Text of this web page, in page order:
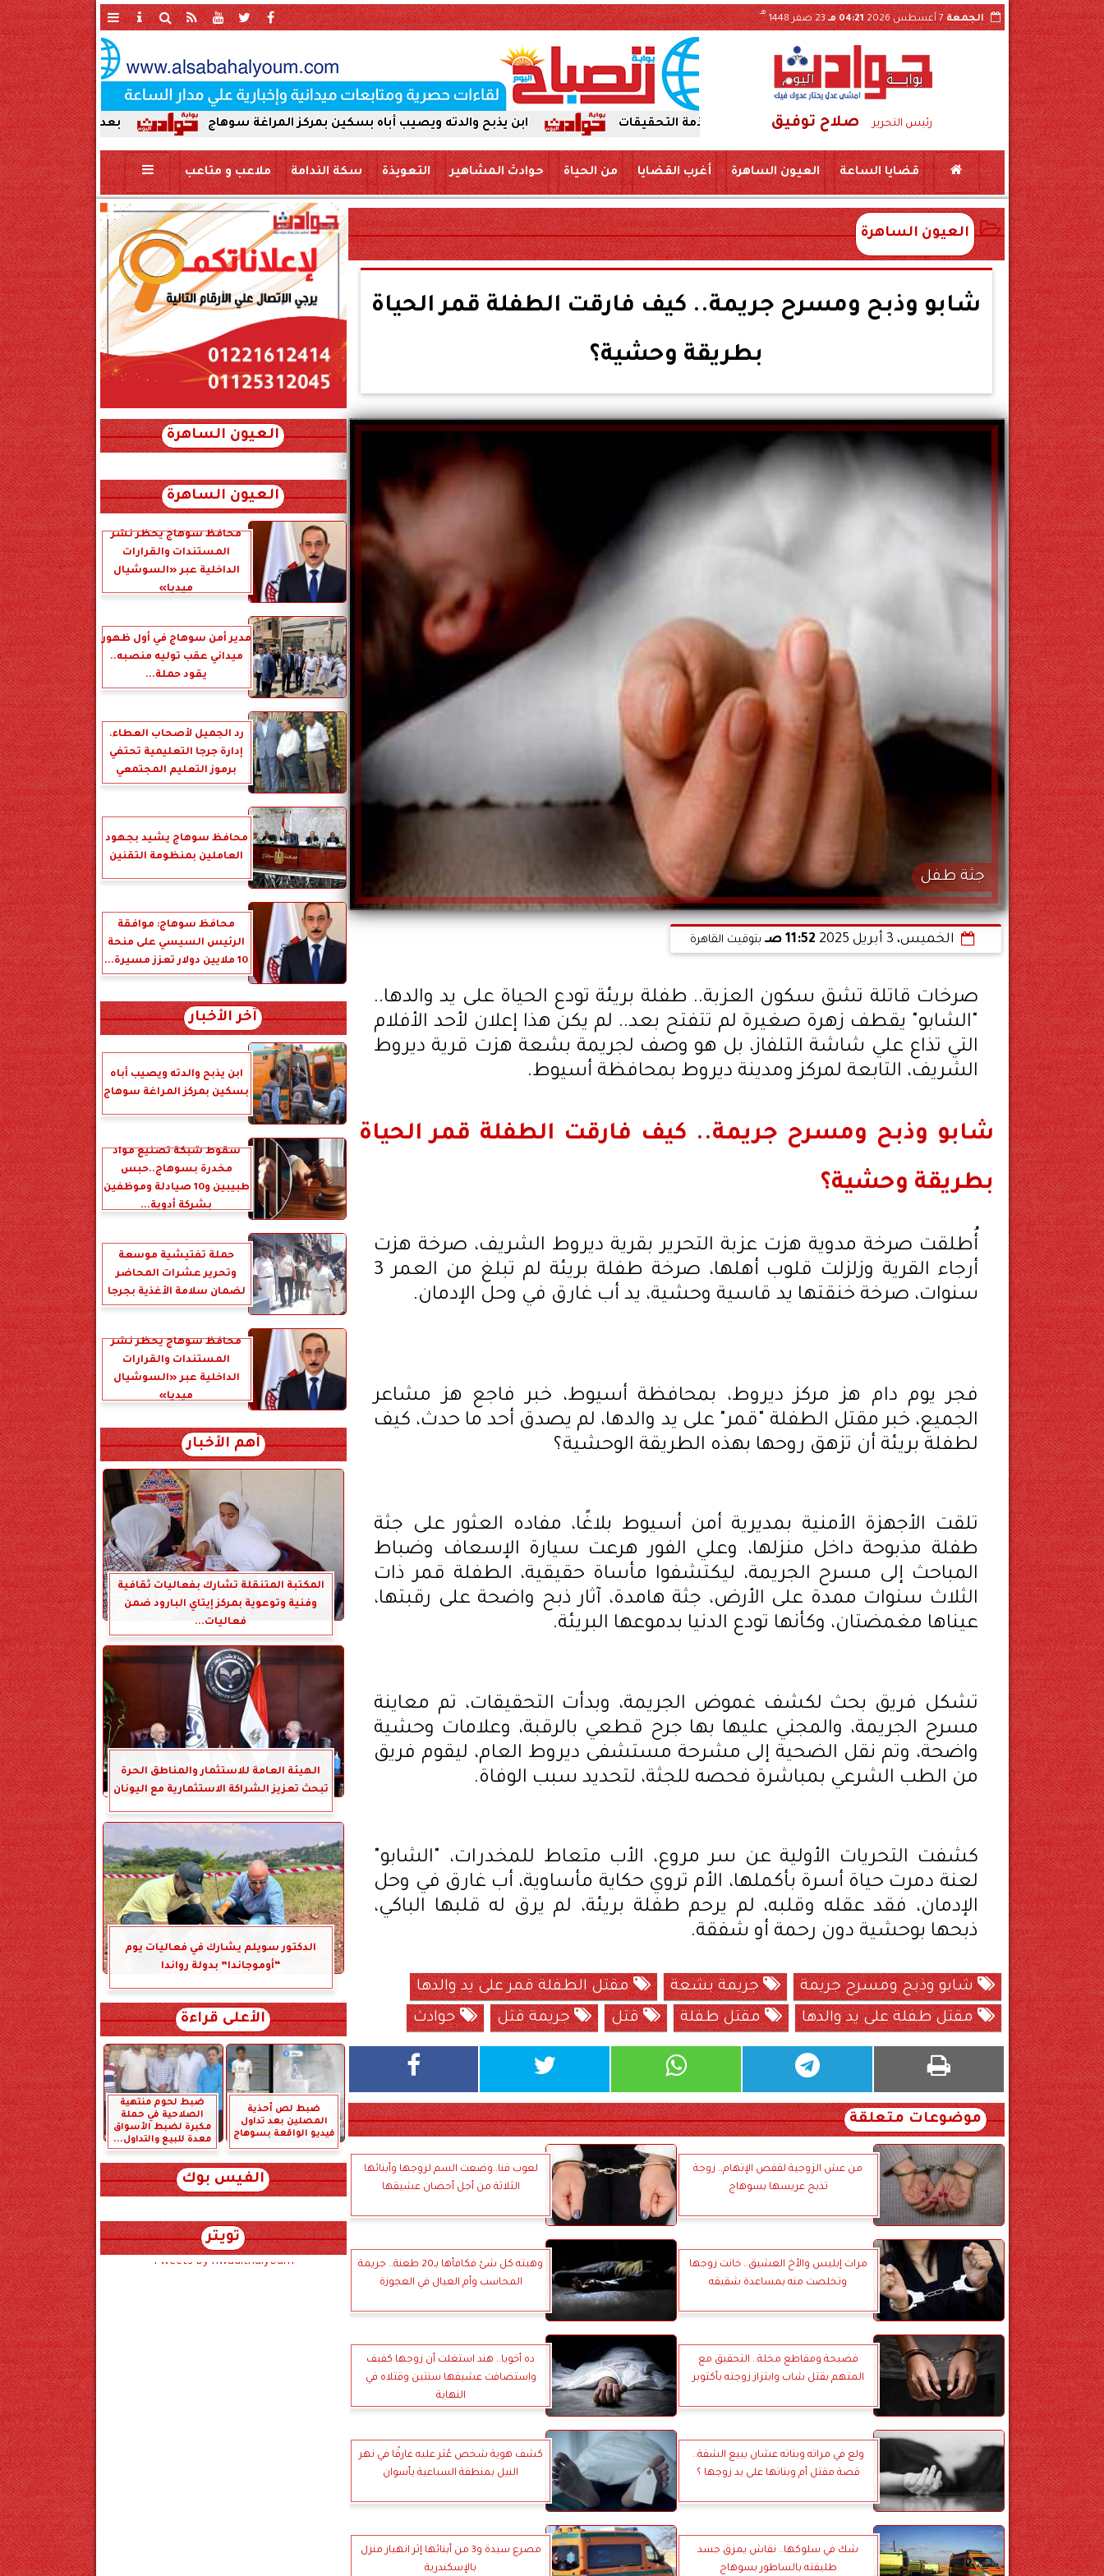
الجمعة7 أغسطس 2026 04:21 مـ 23 صفر 1448
هـ
رئيس التحرير صلاح توفيق بعد ضبط حمير مذبوحة في محافظة ابن يذبح والدته ويصيب أباه بسكين بمركز المراغة سوهاج ذمة التحقيقات
قضايا الساعة العيون الساهرة أغرب القضايا من الحياة حوادث المشاهير التعويذة سكة الندامة ملاعب و متاعب
العيون الساهرة
شابو وذبح ومسرح جريمة.. كيف فارقت الطفلة قمر الحياة
بطريقة وحشية؟
جثة طفل
الخميس، 3 أبريل 2025 11:52 صـ بتوقيت القاهرة
صرخات قاتلة تشق سكون العزبة.. طفلة بريئة تودع الحياة على يد والدها..
"الشابو" يقطف زهرة صغيرة لم تتفتح بعد.. لم يكن هذا إعلان لأحد الأفلام
التي تذاع علي شاشة التلفاز، بل هو وصف لجريمة بشعة هزت قرية ديروط
الشريف، التابعة لمركز ومدينة ديروط بمحافظة أسيوط.
شابو وذبح ومسرح جريمة.. كيف فارقت الطفلة قمر الحياة
بطريقة وحشية؟
أُطلقت صرخة مدوية هزت عزبة التحرير بقرية ديروط الشريف، صرخة هزت
أرجاء القرية وزلزلت قلوب أهلها، صرخة طفلة بريئة لم تبلغ من العمر 3
سنوات، صرخة خنقتها يد قاسية وحشية، يد أب غارق في وحل الإدمان.
فجر يوم دام هز مركز ديروط، بمحافظة أسيوط، خبر فاجع هز مشاعر
الجميع، خبر مقتل الطفلة "قمر" على يد والدها، لم يصدق أحد ما حدث، كيف
لطفلة بريئة أن تزهق روحها بهذه الطريقة الوحشية؟
تلقت الأجهزة الأمنية بمديرية أمن أسيوط بلاغًا، مفاده العثور على جثة
طفلة مذبوحة داخل منزلها، وعلي الفور هرعت سيارة الإسعاف وضباط
المباحث إلى مسرح الجريمة، ليكتشفوا مأساة حقيقية، الطفلة قمر ذات
الثلاث سنوات ممدة على الأرض، جثة هامدة، آثار ذبح واضحة على رقبتها،
عيناها مغمضتان، وكأنها تودع الدنيا بدموعها البريئة.
تشكل فريق بحث لكشف غموض الجريمة، وبدأت التحقيقات، تم معاينة
مسرح الجريمة، والمجني عليها بها جرح قطعي بالرقبة، وعلامات وحشية
واضحة، وتم نقل الضحية إلى مشرحة مستشفى ديروط العام، ليقوم فريق
من الطب الشرعي بمباشرة فحصه للجثة، لتحديد سبب الوفاة.
كشفت التحريات الأولية عن سر مروع، الأب متعاط للمخدرات، "الشابو"
لعنة دمرت حياة أسرة بأكملها، الأم تروي حكاية مأساوية، أب غارق في وحل
الإدمان، فقد عقله وقلبه، لم يرحم طفلة بريئة، لم يرق له قلبها الباكي،
ذبحها بوحشية دون رحمة أو شفقة.
شابو وذبح ومسرح جريمة جريمة بشعة
مقتل الطفلة قمر على يد والدها
مقتل طفلة على يد والدها
مقتل طفلة قتل جريمة قتل حوادث
موضوعات متعلقة
من عش الزوجية لقفص الإتهام.. زوجة
تذبح عريسها بسوهاج
لعوب قنا..وضعت السم لزوجها وأبنائها
الثلاثة من أجل أحضان عشيقها
مرات إبليس والأخ العشيق.. خانت زوجها
وتخلصت منه بمساعدة شقيقه
وهبته كل شئ فكافأها بـ20 طعنة.. جريمة
المحاسب وأم العيال في العجوزة
فضيحة ومقاطع مخلة.. التحقيق مع
المتهم بقتل شاب وابتزاز زوجته بأكتوبر
ده أخويا.. هند استغلت أن زوجها كفيف
واستضافت عشيقها سنتين وقتلاه في
النهاية
ولع في مراته وبناته عشان يبيع الشقة..
قصة مقتل أم وبناتها على يد زوجها ؟
كشف هوية شخص عُثر عليه غارقًا في نهر
النيل بمنطقة السباعية بأسوان
شك في سلوكها.. نقاش يمزق جسد
طليقته بالساطور بسوهاج
مصرع سيدة و3 من أبنائها إثر انهيار منزل
بالإسكندرية
العيون الساهرة
xml_json/rss/~12.xml x0n not found
العيون الساهرة
محافظ سوهاج يحظر نشر
المستندات والقرارات
الداخلية عبر «السوشيال
ميديا»
مدير أمن سوهاج في أول ظهور
ميداني عقب توليه منصبه..
يقود حملة...
رد الجميل لأصحاب العطاء.
إدارة جرجا التعليمية تحتفي
برموز التعليم المجتمعي
محافظ سوهاج يشيد بجهود
العاملين بمنظومة التقنين
محافظ سوهاج: موافقة
الرئيس السيسي على منحة
10 ملايين دولار تعزز مسيرة...
آخر الأخبار
ابن يذبح والدته ويصيب أباه
بسكين بمركز المراغة سوهاج
سقوط شبكة تصنيع مواد
مخدرة بسوهاج..حبس
طبيبين و10 صيادلة وموظفين
بشركة أدوية...
حملة تفتيشية موسعة
وتحرير عشرات المحاضر
لضمان سلامة الأغذية بجرجا
محافظ سوهاج يحظر نشر
المستندات والقرارات
الداخلية عبر «السوشيال
ميديا»
أهم الأخبار
المكتبة المتنقلة تشارك بفعاليات ثقافية
وفنية وتوعوية بمركز إيتاي البارود ضمن
فعاليات...
الهيئة العامة للاستثمار والمناطق الحرة
تبحث تعزيز الشراكة الاستثمارية مع اليونان
الدكتور سويلم يشارك في فعاليات يوم
“أوموجاندا” بدولة رواندا
الأعلى قراءة
ضبط لص أحذية
المصلين بعد تداول
فيديو الواقعة بسوهاج
ضبط لحوم منتهية
الصلاحية في حملة
مكبرة لضبط الأسواق
معدة للبيع والتداول...
الفيس بوك
تويتر
Tweets by hwadithalyoum